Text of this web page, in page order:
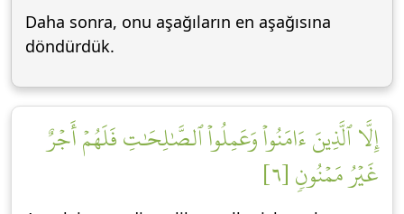
Daha sonra, onu aşağıların en aşağısına
döndürdük.
إِلَّا ٱلَّذِينَ ءَامَنُواْ وَعَمِلُواْ ٱلصَّٰلِحَٰتِ فَلَهُمۡ أَجۡرٌ
غَيۡرُ مَمۡنُونٖ [٦]